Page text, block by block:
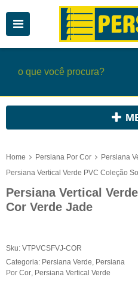
Home Persiana Por Cor
Persiana
Persiana Vertical Verde PVC Coleção
Persiana Vertical
Cor Verde Jade
Sku: VTPVCSFVJ-COR
Categoria: Persiana Verde, Persiana
Por Cor, Persiana Vertical Verde